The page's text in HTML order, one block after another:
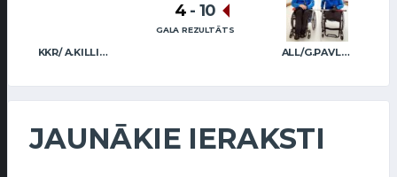
KKR/ A.KILLIANE J.VOLGINS ALL/G.PAVLOVA A.VITOHINS
4 - 10
GALA REZULTĀTS
JAUNĀKIE IERAKSTI